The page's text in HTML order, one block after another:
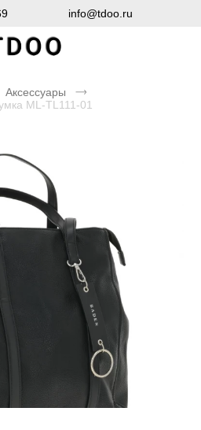
info@tdoo.ru
Аксессуары
ML-TL111-01